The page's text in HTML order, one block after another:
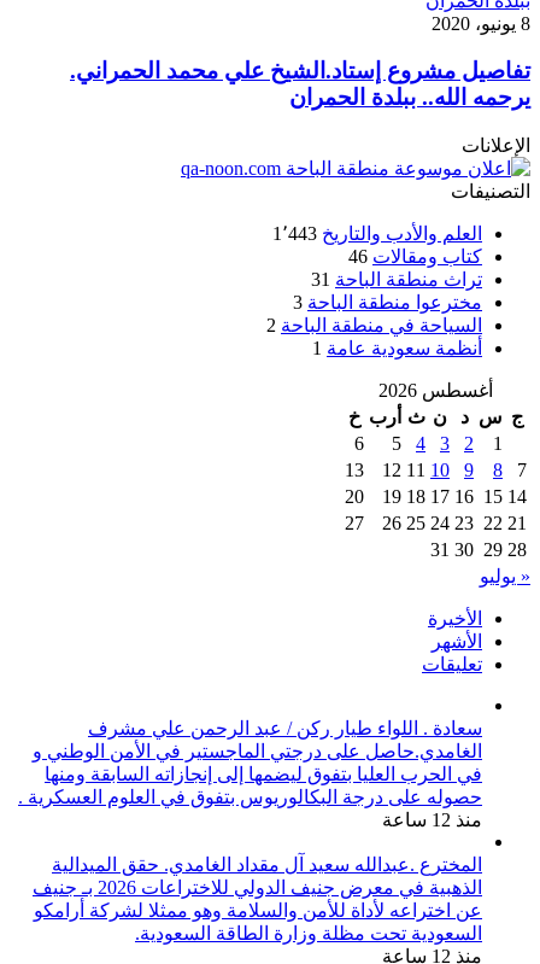
8 يونيو، 2020
تفاصيل مشروع إستاد.الشيخ علي محمد الحمراني.
يرحمه الله.. ببلدة الحمران
الإعلانات
التصنيفات
العلم والأدب والتاريخ 1٬443
كتاب ومقالات 46
تراث منطقة الباحة 31
مخترعوا منطقة الباحة 3
السياحة في منطقة الباحة 2
أنظمة سعودية عامة 1
أغسطس 2026
ج س د ن ث أرب خ
1
2
3
4
5
6
7
8
9
10
11
12
13
14
15
16
17
18
19
20
21
22
23
24
25
26
27
28
29
30
31
« يوليو
الأخيرة
الأشهر
تعليقات
سعادة . اللواء طيار ركن / عبد الرحمن علي مشرف
الغامدي.حاصل على درجتي الماجستير في الأمن الوطني و
في الحرب العليا بتفوق ليضمها إلى إنجازاته السابقة ومنها
حصوله على درجة البكالوريوس بتفوق في العلوم العسكرية .
منذ 12 ساعة
المخترع .عبدالله سعيد آل مقداد الغامدي. حقق الميدالية
الذهبية في معرض جنيف الدولي للاختراعات 2026 بـ جنيف
عن اختراعه لأداة للأمن والسلامة وهو ممثلا لشركة أرامكو
السعودية تحت مظلة وزارة الطاقة السعودية.
منذ 12 ساعة